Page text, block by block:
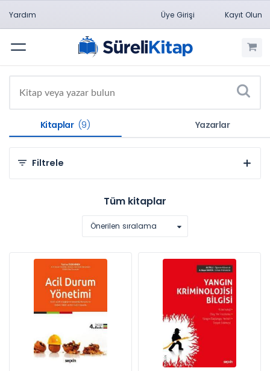
Yardım Üye Girişi Kayıt Olun
Menü
Kitaplar (9) Yazarlar
Filtrele
Konulara Göre
İşçi Sağlığı, İş Güvenliği (9)
Yayınevlerine Göre
Ekin Yayınevi (6)
Seçkin Yayıncılık (3)
Yıllara Göre
Tüm kitaplar
Önerilen sıralama